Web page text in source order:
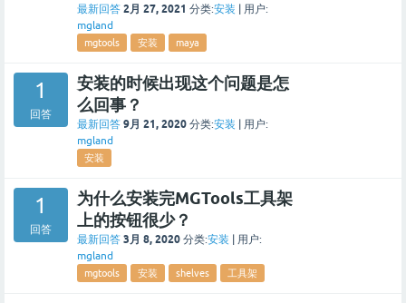
最新回答 2月 27, 2021 分类:安装
用户:
mgland
mgtools 安装 maya
1
回答
安装的时候出现这个问题是怎
么回事？
最新回答 9月 21, 2020 分类:安装
用户:
mgland
安装
1
回答
为什么安装完MGTools工具架
上的按钮很少？
最新回答 3月 8, 2020 分类:安装
用户:
mgland
mgtools 安装 shelves 工具架